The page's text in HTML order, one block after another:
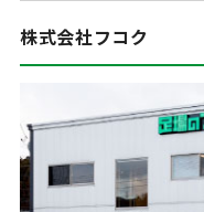
株式会社フコク